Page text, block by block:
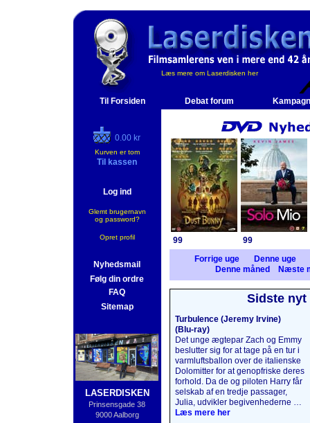
Til Forsiden Debat forum
Læs mere om Laserdisken her
0.00 kr
Kurven er tom
Til kassen
Log ind
Glemt brugernavn
og password?
Opret profil
Nyhedsmail
Følg din ordre
FAQ
Sitemap
LASERDISKEN
Prinsensgade 38
9000 Aalborg
99
99
Forrige uge
Denne uge
Denne måned
Næste
Sidste nyt
Turbulence (Jeremy Irvine)
(Blu‑ray)
Det unge ægtepar Zach og Emmy
beslutter sig for at tage på en tur i
varmlufts­ballon over de italienske
Dolomitter for at genopfriske deres
forhold. Da de og piloten Harry får
selskab af en tredje passager,
Julia, udvikler begivenhederne sig
på en måde, de aldrig kunne have
Læs mere her